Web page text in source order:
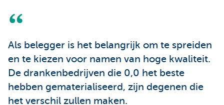
Als belegger is het belangrijk om te spreiden
en te kiezen voor namen van hoge kwaliteit.
De drankenbedrijven die 0,0 het beste
hebben gematerialiseerd, zijn degenen die
het verschil zullen maken.